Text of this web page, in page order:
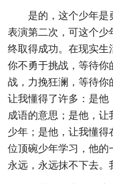
是的，这个少年是
表演第二次，可这个少
终取得成功。在现实生
你不勇于挑战，等待
战，力挽狂澜，等待
让我懂得了许多：是他
成语的意思；是他，
少年；是他，让我懂
位顶碗少年学习，他的
永远，永远抹不下去。